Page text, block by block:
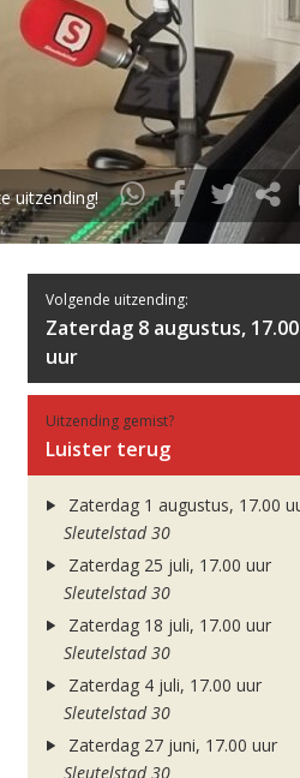
uitzending!
Volgende uitzending:
Zaterdag 8 augustus, 17.00
uur
Uitzending gemist?
Luister terug
Zaterdag 1 augustus, 17.00
Sleutelstad 30
Zaterdag 25 juli, 17.00 uur
Sleutelstad 30
Zaterdag 18 juli, 17.00 uur
Sleutelstad 30
Zaterdag 4 juli, 17.00 uur
Sleutelstad 30
Zaterdag 27 juni, 17.00 uur
Sleutelstad 30